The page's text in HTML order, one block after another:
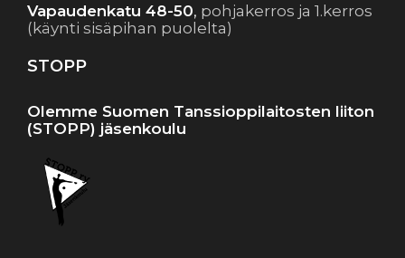
Vapaudenkatu 48-50, pohjakerros ja 1.kerros
(käynti sisäpihan puolelta)
STOPP
Olemme Suomen Tanssioppilaitosten liiton
(STOPP) jäsenkoulu